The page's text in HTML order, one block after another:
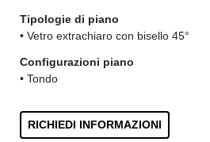
Tipologie di piano
• Vetro extrachiaro con bisello 45°
Configurazioni piano
• Tondo
RICHIEDI INFORMAZIONI